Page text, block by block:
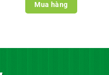
Mua hàng